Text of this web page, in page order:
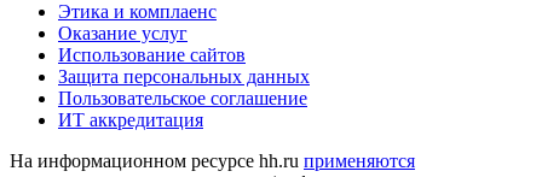
Этика и комплаенс
Оказание услуг
Использование сайтов
Защита персональных данных
Пользовательское соглашение
ИТ аккредитация
На информационном ресурсе hh.ru применяются